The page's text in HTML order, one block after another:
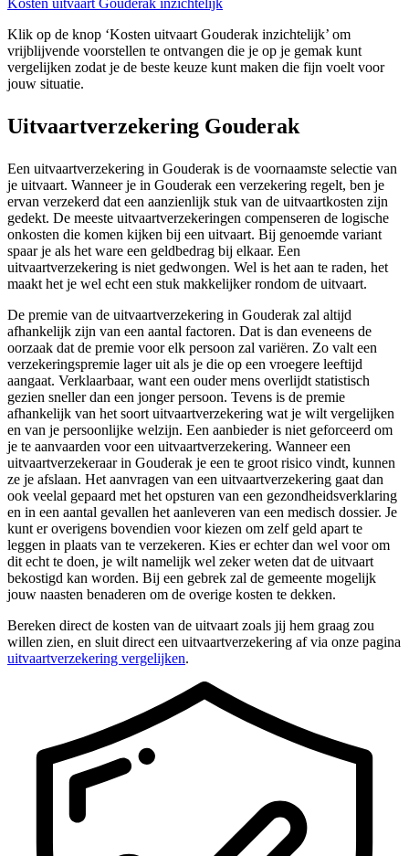
Klik op de knop ‘Kosten uitvaart Gouderak inzichtelijk’ om
vrijblijvende voorstellen te ontvangen die je op je gemak kunt
vergelijken zodat je de beste keuze kunt maken die fijn voelt voor
jouw situatie.
Uitvaartverzekering Gouderak
Een uitvaartverzekering in Gouderak is de voornaamste selectie van
je uitvaart. Wanneer je in Gouderak een verzekering regelt, ben je
ervan verzekerd dat een aanzienlijk stuk van de uitvaartkosten zijn
gedekt. De meeste uitvaartverzekeringen compenseren de logische
onkosten die komen kijken bij een uitvaart. Bij genoemde variant
spaar je als het ware een geldbedrag bij elkaar. Een
uitvaartverzekering is niet gedwongen. Wel is het aan te raden, het
maakt het je wel echt een stuk makkelijker rondom de uitvaart.
De premie van de uitvaartverzekering in Gouderak zal altijd
afhankelijk zijn van een aantal factoren. Dat is dan eveneens de
oorzaak dat de premie voor elk persoon zal variëren. Zo valt een
verzekeringspremie lager uit als je die op een vroegere leeftijd
aangaat. Verklaarbaar, want een ouder mens overlijdt statistisch
gezien sneller dan een jonger persoon. Tevens is de premie
afhankelijk van het soort uitvaartverzekering wat je wilt vergelijken
en van je persoonlijke welzijn. Een aanbieder is niet geforceerd om
je te aanvaarden voor een uitvaartverzekering. Wanneer een
uitvaartverzekeraar in Gouderak je een te groot risico vindt, kunnen
ze je afslaan. Het aanvragen van een uitvaartverzekering gaat dan
ook veelal gepaard met het opsturen van een gezondheidsverklaring
en in een aantal gevallen het aanleveren van een medisch dossier. Je
kunt er overigens bovendien voor kiezen om zelf geld apart te
leggen in plaats van te verzekeren. Kies er echter dan wel voor om
dit echt te doen, je wilt namelijk wel zeker weten dat de uitvaart
bekostigd kan worden. Bij een gebrek zal de gemeente mogelijk
jouw naasten benaderen om de overige kosten te dekken.
Bereken direct de kosten van de uitvaart zoals jij hem graag zou
willen zien, en sluit direct een uitvaartverzekering af via onze pagina
uitvaartverzekering vergelijken.